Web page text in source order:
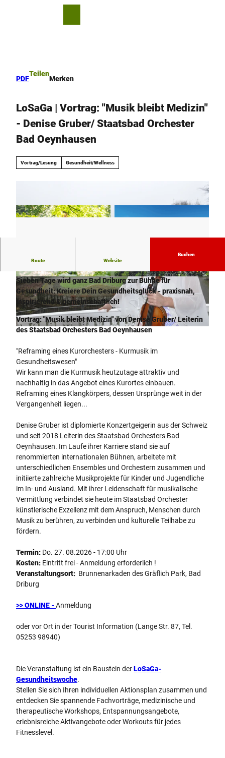
PDF
Teilen
Merken
LoSaGa | Vortrag: "Musik bleibt Medizin"
- Denise Gruber/ Staatsbad Orchester
Bad Oeynhausen
Vortrag/Lesung Gesundheit/Wellness
©CC-BY-NC-ND
© Bad Driburger Touristik GmbH / D. Ketz |
CC-BY-NC-ND
© Bad Driburger Touristik GmbH | CC-BY-SA
Route Website
Buchen
LoSaGa - Urlaub' Dich gesund!
Sieben Tage wird ganz Bad Driburg zur Bühne für
Gesundheit: Kreiere Dein Gesundheitsglück - praxisnah,
inspirierend & gemeinschaftlich!
Vortrag: "Musik bleibt Medizin" von Denise Gruber/ Leiterin
des Staatsbad Orchesters Bad Oeynhausen
"Reframing eines Kurorchesters - Kurmusik im
Gesundheitswesen"
Wir kann man die Kurmusik heutzutage attraktiv und
nachhaltig in das Angebot eines Kurortes einbauen.
Reframing eines Klangkörpers, dessen Ursprünge weit in der
Vergangenheit liegen...
Denise Gruber ist diplomierte Konzertgeigerin aus der Schweiz
und seit 2018 Leiterin des Staatsbad Orchesters Bad
Oeynhausen. Im Laufe ihrer Karriere stand sie auf
renommierten internationalen Bühnen, arbeitete mit
unterschiedlichen Ensembles und Orchestern zusammen und
initiierte zahlreiche Musikprojekte für Kinder und Jugendliche
im In- und Ausland. Mit ihrer Leidenschaft für musikalische
Vermittlung verbindet sie heute im Staatsbad Orchester
künstlerische Exzellenz mit dem Anspruch, Menschen durch
Musik zu berühren, zu verbinden und kulturelle Teilhabe zu
fördern.
Termin: Do. 27. 08.2026 - 17:00 Uhr
Kosten: Eintritt frei - Anmeldung erforderlich !
Veranstaltungsort: Brunnenarkaden des Gräflich Park, Bad
Driburg
>> ONLINE -Anmeldung
oder vor Ort in der Tourist Information (Lange Str. 87, Tel.
05253 98940)
Die Veranstaltung ist ein Baustein derLoSaGa-
Gesundheitswoche.
Stellen Sie sich Ihren individuellen Aktionsplan zusammen und
entdecken Sie spannende Fachvorträge, medizinische und
therapeutische Workshops, Entspannungsangebote,
erlebnisreiche Aktivangebote oder Workouts für jedes
Fitnesslevel.